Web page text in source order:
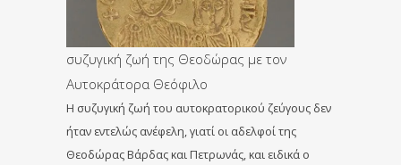
συζυγική ζωή της Θεοδώρας με τον
Αυτοκράτορα Θεόφιλο
Η συζυγική ζωή του αυτοκρατορικού ζεύγους δεν
ήταν εντελώς ανέφελη, γιατί οι αδελφοί της
Θεοδώρας Βάρδας και Πετρωνάς, και ειδικά ο